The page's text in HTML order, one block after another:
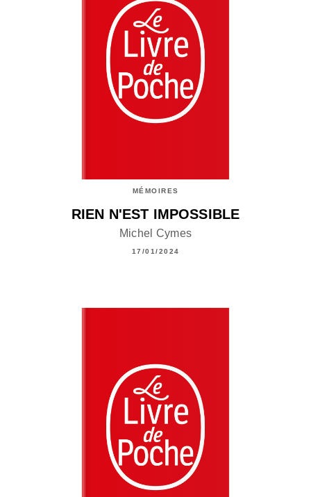
MÉMOIRES
RIEN N'EST IMPOSSIBLE
Michel Cymes
17/01/2024